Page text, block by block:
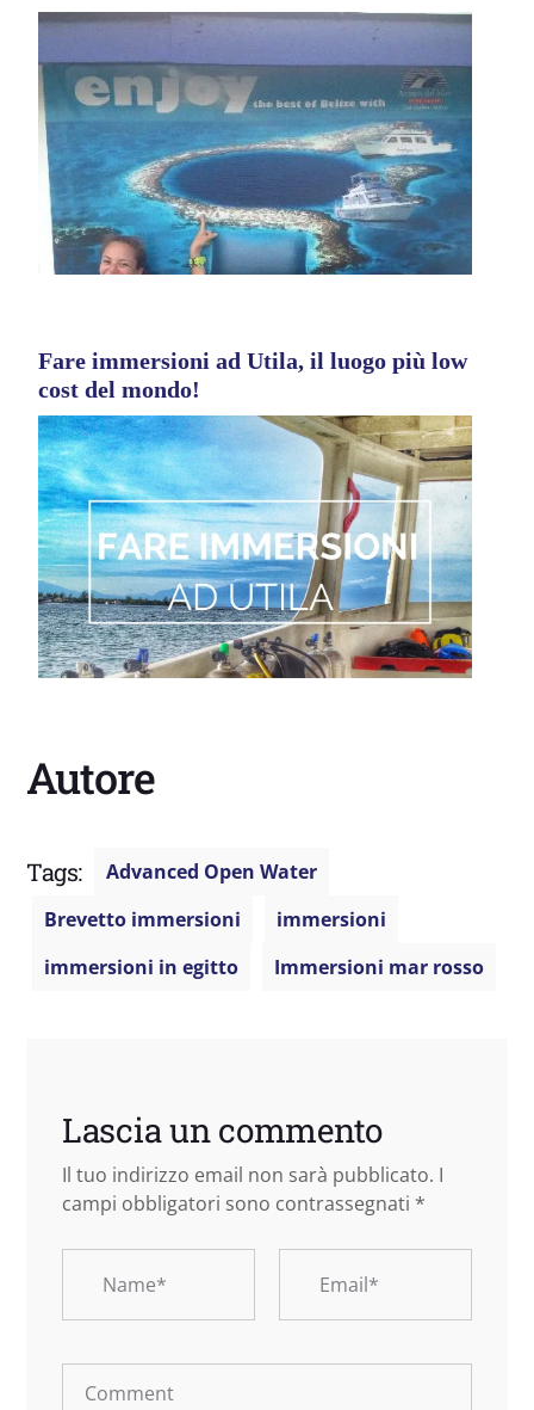
Fare immersioni ad Utila, il luogo più low
cost del mondo!
Autore
Tags:
Advanced Open Water
Brevetto immersioni
immersioni
immersioni in egitto
Immersioni mar rosso
Lascia un commento
Il tuo indirizzo email non sarà pubblicato. I
campi obbligatori sono contrassegnati *